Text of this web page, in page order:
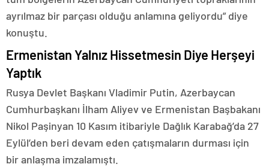
ayrılmaz bir parçası olduğu anlamına geliyordu” diye
konuştu.
Ermenistan Yalnız Hissetmesin Diye Herşeyi
Yaptık
Rusya Devlet Başkanı Vladimir Putin, Azerbaycan
Cumhurbaşkanı İlham Aliyev ve Ermenistan Başbakanı
Nikol Paşinyan 10 Kasım itibariyle Dağlık Karabağ’da 27
Eylül’den beri devam eden çatışmaların durması için
bir anlaşma imzalamıştı.